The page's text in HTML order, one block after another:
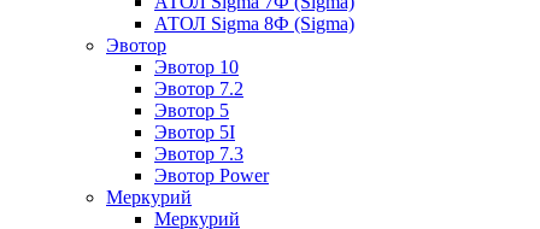
АТОЛ Sigma 8Ф (Sigma)
Эвотор
Эвотор 10
Эвотор 7.2
Эвотор 5
Эвотор 5I
Эвотор 7.3
Эвотор Power
Меркурий
Меркурий